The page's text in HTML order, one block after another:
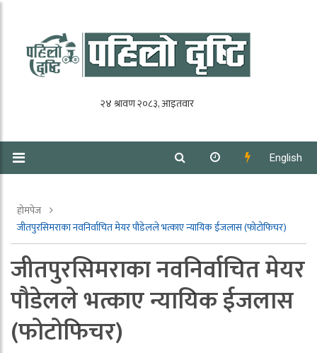
English
होमपेज
जीतपुरसिमराका नवनिर्वाचित मेयर पौडेलले भत्काए न्यायिक ईजलास (फोटोफिचर)
जीतपुरसिमराका नवनिर्वाचित मेयर
पौडेलले भत्काए न्यायिक ईजलास
(फोटोफिचर)